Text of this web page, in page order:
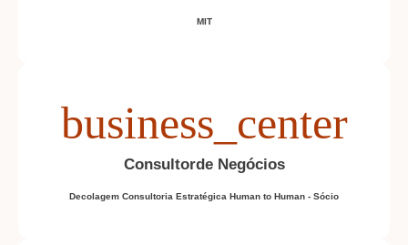
MIT
Consultorde Negócios
Decolagem Consultoria Estratégica Human to Human - Sócio